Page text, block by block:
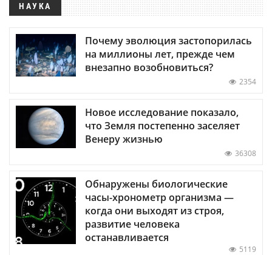
НАУКА
Почему эволюция застопорилась
на миллионы лет, прежде чем
внезапно возобновиться?
2354
Новое исследование показало,
что Земля постепенно заселяет
Венеру жизнью
36308
Обнаружены биологические
часы-хронометр организма —
когда они выходят из строя,
развитие человека
останавливается
5119